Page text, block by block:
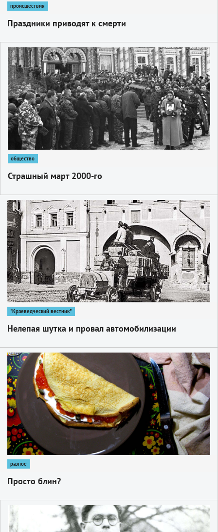
происшествия
Праздники приводят к смерти
1
общество
Страшный март 2000-­го
1
"Краеведческий вестник"
Нелепая шутка и провал автомобилизации
1
разное
Просто блин?